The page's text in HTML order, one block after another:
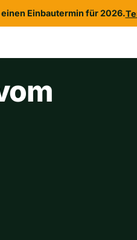
Einbautermin für 2026.